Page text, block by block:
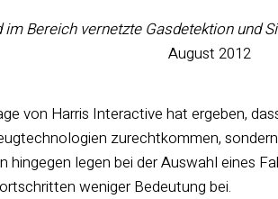
im Bereich vernetzte Gasdetektion und
August 2012
von Harris Interactive hat ergeben,
zurechtkommen,
hingegen legen bei der Auswahl eines
weniger Bedeutung bei.